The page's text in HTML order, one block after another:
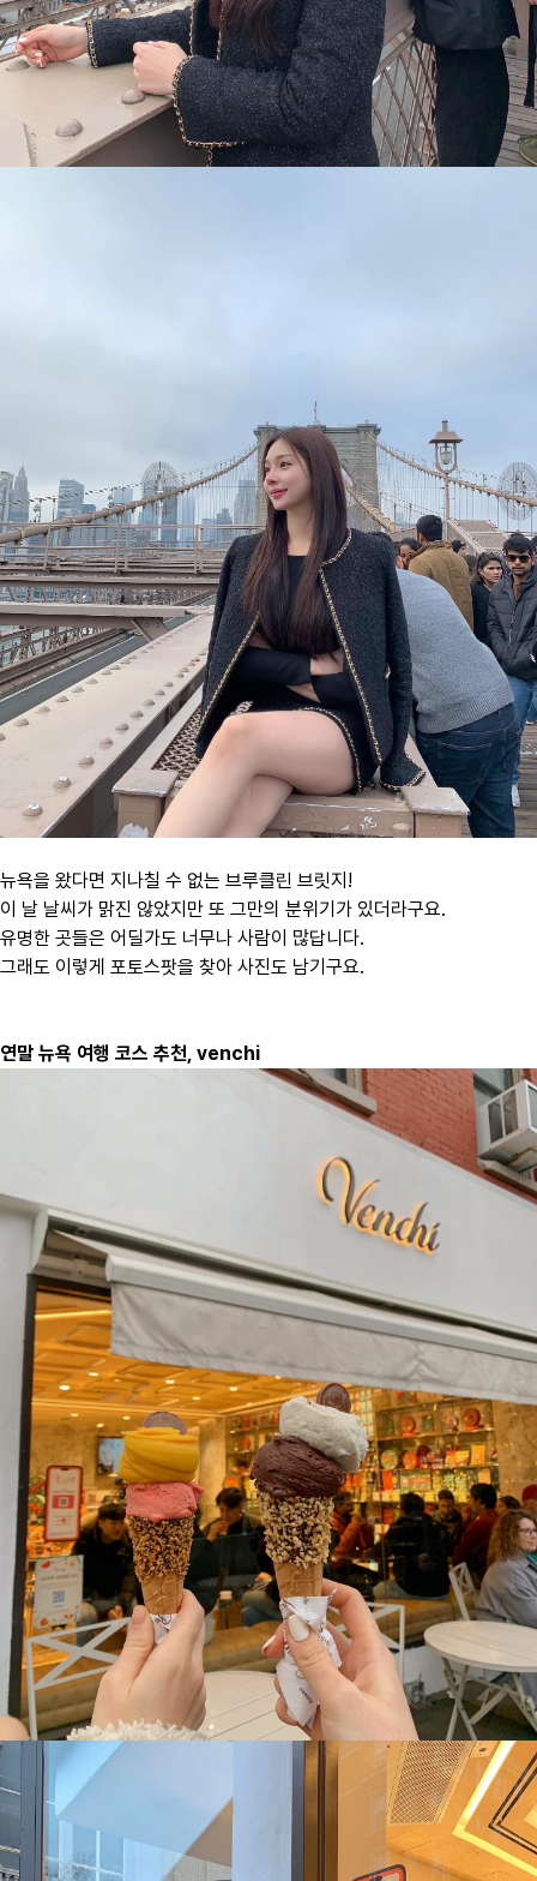
뉴욕을 왔다면 지나칠 수 없는 브루클린 브릿지!
이 날 날씨가 맑진 않았지만 또 그만의 분위기가 있더라구요.
유명한 곳들은 어딜가도 너무나 사람이 많답니다.
그래도 이렇게 포토스팟을 찾아 사진도 남기구요.
​연말 뉴욕 여행 코스 추천, venchi